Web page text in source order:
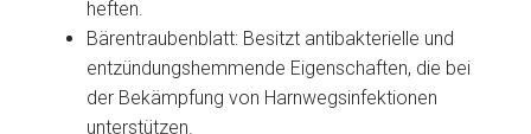
heften.
Bärentraubenblatt: Besitzt antibakterielle und
entzündungshemmende Eigenschaften, die bei
der Bekämpfung von Harnwegsinfektionen
unterstützen.